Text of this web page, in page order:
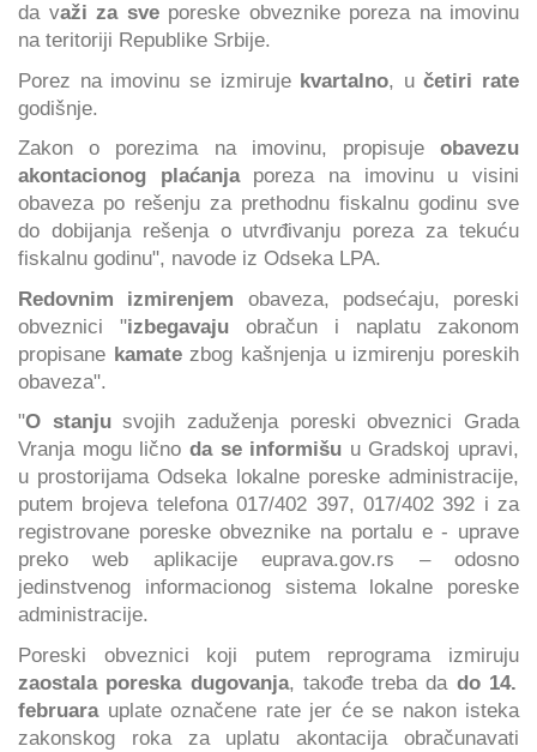
da važi za sveporeske obveznike poreza na imovinu
na teritoriji Republike Srbije.
Porez na imovinu se izmirujekvartalno, učetiri rate
godišnje.
Zakon o porezima na imovinu, propisuje obavezu
akontacionog plaćanjaporeza na imovinu u visini
obaveza po rešenju za prethodnu fiskalnu godinu sve
do dobijanja rešenja o utvrđivanju poreza za tekuću
fiskalnu godinu", navode iz Odseka LPA.
Redovnim izmirenjem obaveza, podsećaju, poreski
obveznici "izbegavaju obračun i naplatu zakonom
propisane kamatezbog kašnjenja u izmirenju poreskih
obaveza".
"O stanjusvojih zaduženja poreski obveznici Grada
Vranja mogu lično da se informišu u Gradskoj upravi,
u prostorijama Odseka lokalne poreske administracije,
putem brojeva telefona 017/402 397, 017/402 392 i za
registrovane poreske obveznike na portalu e - uprave
preko web aplikacije euprava.gov.rs – odosno
jedinstvenog informacionog sistema lokalne poreske
administracije.
Poreski obveznici koji putem reprograma izmiruju
zaostala poreska dugovanja, takođe treba da do 14.
februarauplate označene rate jer će se nakon isteka
zakonskog roka za uplatu akontacija obračunavati